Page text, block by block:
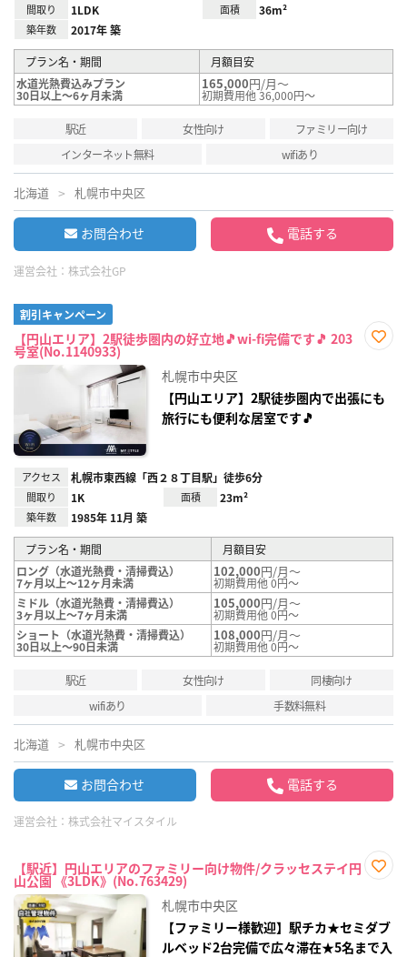
間取り 1LDK 面積 36m²
築年数 2017年 築
プラン名・期間
月額目安
水道光熱費込みプラン
30日以上～6ヶ月未満
165,000円/月～
初期費用他 36,000円～
駅近 女性向け
ファミリー向け
インターネット無料
wifiあり
北海道 札幌市中央区
お問合わせ 電話する
運営会社： 株式会社GP
割引キャンペーン
【円山エリア】2駅徒歩圏内の好立地🎵wi-fi完備です🎵 203
号室(No.1140933)
録
札幌市中央区
【円山エリア】2駅徒歩圏内で出張にも
旅行にも便利な居室です🎵
アクセス 札幌市東西線「西２８丁目駅」徒歩6分
間取り 1K 面積 23m²
築年数 1985年 11月 築
プラン名・期間
月額目安
ロング（水道光熱費・清掃費込）
7ヶ月以上～12ヶ月未満
102,000円/月～
初期費用他 0円～
ミドル（水道光熱費・清掃費込）
3ヶ月以上～7ヶ月未満
105,000円/月～
初期費用他 0円～
ショート（水道光熱費・清掃費込）
30日以上～90日未満
108,000円/月～
初期費用他 0円～
駅近 女性向け
同棲向け
wifiあり
手数料無料
北海道 札幌市中央区
お問合わせ 電話する
運営会社： 株式会社マイスタイル
【駅近】円山エリアのファミリー向け物件/クラッセステイ円
山公園 《3LDK》(No.763429)
録
札幌市中央区
【ファミリー様歓迎】駅チカ★セミダブ
ルベッド2台完備で広々滞在★5名まで入